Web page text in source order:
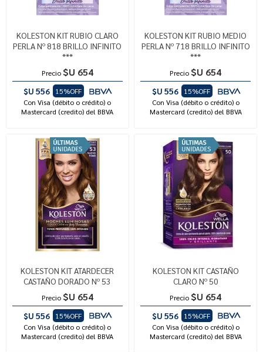
KOLESTON KIT RUBIO CLARO
PERLA Nº 818 BRILLO INFINITO
***
Precio $U 654
$U 556
15%OFF
Con Visa (débito o crédito) o
Mastercard (credito) del BBVA
KOLESTON KIT RUBIO MEDIO
PERLA Nº 718 BRILLO INFINITO
***
Precio $U 654
$U 556
15%OFF
Con Visa (débito o crédito) o
Mastercard (credito) del BBVA
KOLESTON KIT ATARDECER
CASTAÑO DORADO Nº 53
Precio $U 654
$U 556
15%OFF
Con Visa (débito o crédito) o
Mastercard (credito) del BBVA
KOLESTON KIT CASTAÑO
CLARO Nº 50
Precio $U 654
$U 556
15%OFF
Con Visa (débito o crédito) o
Mastercard (credito) del BBVA